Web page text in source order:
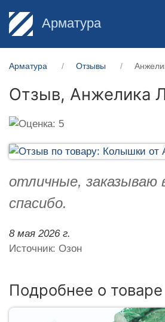
Арматура
Арматура Отзывы
Отзыв, Анжелика
отличные, заказываю
спасибо.
8 мая 2026 г.
Источник: Озон
Подробнее о товаре